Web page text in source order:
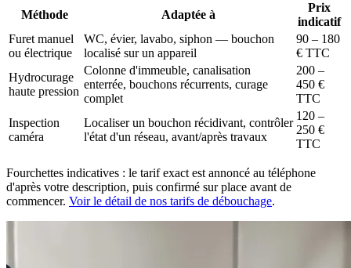
Méthode Adaptée à
Prix
indicatif
Furet manuel
ou électrique
WC, évier, lavabo, siphon — bouchon
localisé sur un appareil
90 – 180
€ TTC
Hydrocurage
haute pression
Colonne d'immeuble, canalisation
enterrée, bouchons récurrents, curage
complet
200 –
450 €
TTC
Inspection
caméra
Localiser un bouchon récidivant, contrôler
l'état d'un réseau, avant/après travaux
120 –
250 €
TTC
Fourchettes indicatives : le tarif exact est annoncé au téléphone
d'après votre description, puis confirmé sur place avant de
commencer. Voir le détail de nos tarifs de débouchage.